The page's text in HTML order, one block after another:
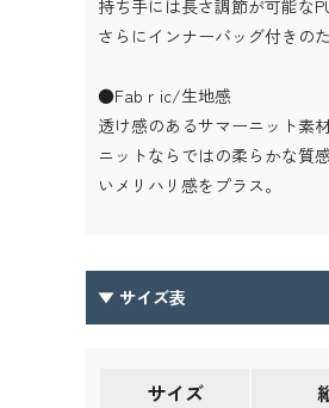
持ち手には長さ調節が可能な
さらにインナーバッグ付きの
●Fabｒic/生地感
透け感のあるサマーニット素
ニットならではの柔らかな質
いメリハリ感をプラス。
▼ サイズ表
サイズ